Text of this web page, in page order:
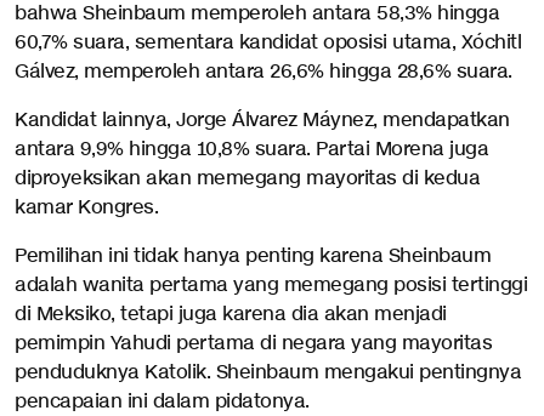
bahwa Sheinbaum memperoleh antara 58,3% hingga
60,7% suara, sementara kandidat oposisi utama, Xóchitl
Gálvez, memperoleh antara 26,6% hingga 28,6% suara.
Kandidat lainnya, Jorge Álvarez Máynez, mendapatkan
antara 9,9% hingga 10,8% suara. Partai Morena juga
diproyeksikan akan memegang mayoritas di kedua
kamar Kongres.
Pemilihan ini tidak hanya penting karena Sheinbaum
adalah wanita pertama yang memegang posisi tertinggi
di Meksiko, tetapi juga karena dia akan menjadi
pemimpin Yahudi pertama di negara yang mayoritas
penduduknya Katolik. Sheinbaum mengakui pentingnya
pencapaian ini dalam pidatonya.